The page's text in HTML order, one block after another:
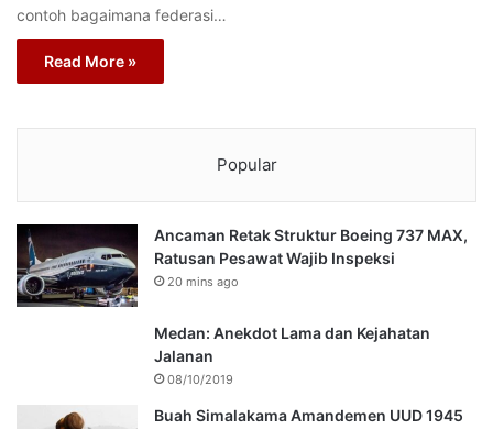
contoh bagaimana federasi…
Read More »
Popular
Ancaman Retak Struktur Boeing 737 MAX,
Ratusan Pesawat Wajib Inspeksi
20 mins ago
Medan: Anekdot Lama dan Kejahatan
Jalanan
08/10/2019
Buah Simalakama Amandemen UUD 1945